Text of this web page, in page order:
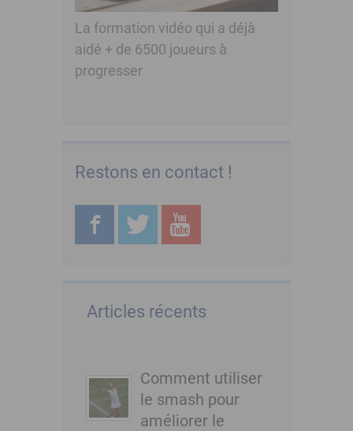
La formation vidéo qui a déjà
aidé + de 6500 joueurs à
progresser
Restons en contact !
Articles récents
Comment utiliser
le smash pour
améliorer le